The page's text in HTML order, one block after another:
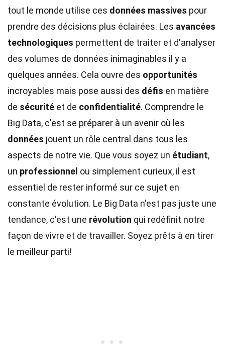
tout le monde utilise ces données massives pour
prendre des décisions plus éclairées. Les avancées
technologiques permettent de traiter et d'analyser
des volumes de données inimaginables il y a
quelques années. Cela ouvre des opportunités
incroyables mais pose aussi des défis en matière
de sécurité et de confidentialité. Comprendre le
Big Data, c'est se préparer à un avenir où les
données jouent un rôle central dans tous les
aspects de notre vie. Que vous soyez un étudiant,
un professionnel ou simplement curieux, il est
essentiel de rester informé sur ce sujet en
constante évolution. Le Big Data n'est pas juste une
tendance, c'est une révolution qui redéfinit notre
façon de vivre et de travailler. Soyez prêts à en tirer
le meilleur parti!